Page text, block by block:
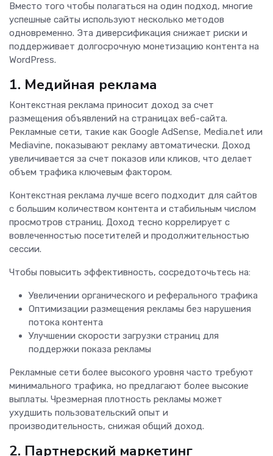
Вместо того чтобы полагаться на один подход, многие
успешные сайты используют несколько методов
одновременно. Эта диверсификация снижает риски и
поддерживает долгосрочную монетизацию контента на
WordPress.
1. Медийная реклама
Контекстная реклама приносит доход за счет
размещения объявлений на страницах веб-сайта.
Рекламные сети, такие как Google AdSense, Media.net или
Mediavine, показывают рекламу автоматически. Доход
увеличивается за счет показов или кликов, что делает
объем трафика ключевым фактором.
Контекстная реклама лучше всего подходит для сайтов
с большим количеством контента и стабильным числом
просмотров страниц. Доход тесно коррелирует с
вовлеченностью посетителей и продолжительностью
сессии.
Чтобы повысить эффективность, сосредоточьтесь на:
Увеличении органического и реферального трафика
Оптимизации размещения рекламы без нарушения
потока контента
Улучшении скорости загрузки страниц для
поддержки показа рекламы
Рекламные сети более высокого уровня часто требуют
минимального трафика, но предлагают более высокие
выплаты. Чрезмерная плотность рекламы может
ухудшить пользовательский опыт и
производительность, снижая общий доход.
2. Партнерский маркетинг